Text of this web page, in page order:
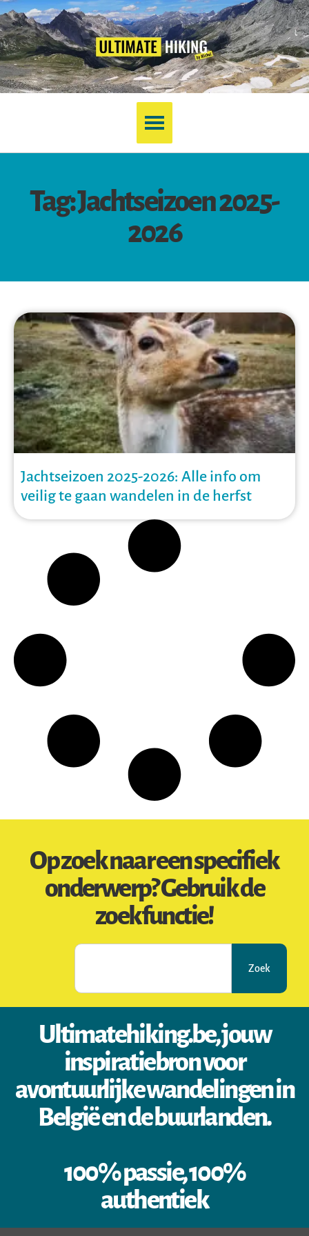
Tag: Jachtseizoen 2025-
2026
Jachtseizoen 2025-2026: Alle info om
veilig te gaan wandelen in de herfst
Op zoek naar een specifiek
onderwerp? Gebruik de
zoekfunctie!
Zoek
Ultimatehiking.be, jouw
inspiratiebron voor
avontuurlijke wandelingen in
België en de buurlanden.
100% passie, 100%
authentiek